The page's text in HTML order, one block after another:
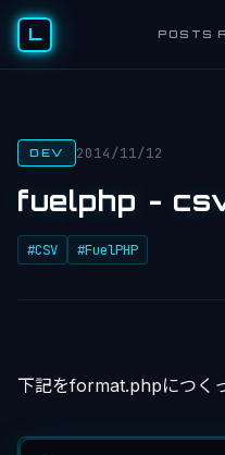
L POSTS
DEV 2014/11/12
fuelphp - csv
#CSV #FuelPHP
下記をformat.phpにつく